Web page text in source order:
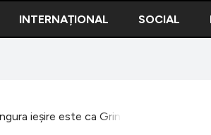
INTERNAȚIONAL SOCIAL
ieșire este ca Grindeanu să își dea